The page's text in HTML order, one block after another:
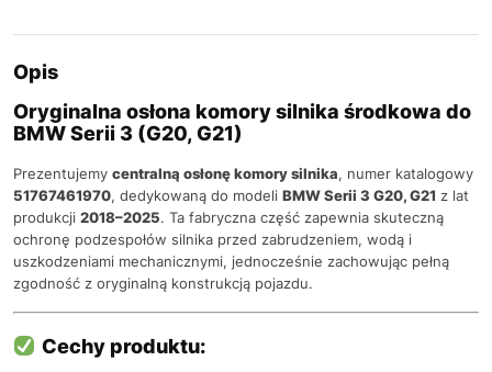
Opis
Oryginalna osłona komory silnika środkowa do
BMW Serii 3 (G20, G21)
Prezentujemy centralną osłonę komory silnika, numer katalogowy
51767461970, dedykowaną do modeli BMW Serii 3 G20, G21 z lat
produkcji 2018–2025. Ta fabryczna część zapewnia skuteczną
ochronę podzespołów silnika przed zabrudzeniem, wodą i
uszkodzeniami mechanicznymi, jednocześnie zachowując pełną
zgodność z oryginalną konstrukcją pojazdu.
Cechy produktu: